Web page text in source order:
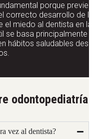
porque
correcto desarrollo de la
el miedo al dentista en la
se basa principalmente
hábitos saludables
odontopediatría
vez al dentista?